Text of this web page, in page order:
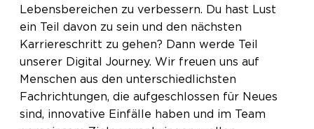
Lebensbereichen zu verbessern. Du hast Lust
ein Teil davon zu sein und den nächsten
Karriereschritt zu gehen? Dann werde Teil
unserer Digital Journey. Wir freuen uns auf
Menschen aus den unterschiedlichsten
Fachrichtungen, die aufgeschlossen für Neues
sind, innovative Einfälle haben und im Team